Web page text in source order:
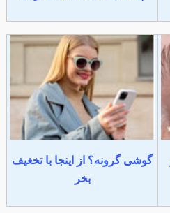
گوشی گرونه؟ از اینجا با تخغیف
بخر